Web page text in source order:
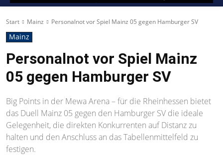
Start Mainz Personalnot vor Spiel Mainz 05 gegen Hamburger SV
Mainz
Personalnot vor Spiel Mainz
05 gegen Hamburger SV
Big Points in der Mewa Arena – für die Rheinhessen bietet
das Duell Mainz 05 gegen den Hamburger SV die ideale
Gelegenheit, die direkten Konkurrenten auf Distanz zu
halten und den Anschluss an das Tabellenmittelfeld zu
festigen.